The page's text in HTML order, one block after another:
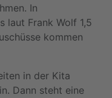
In
laut Frank Wolf 1,5
kommen
in der Kita
Dann steht eine